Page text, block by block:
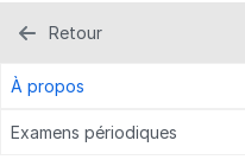
Retour
À propos
Examens périodiques